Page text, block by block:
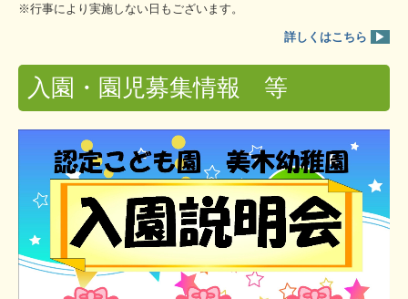
※行事により実施しない日もございます。
詳しくはこちら ▶
入園・園児募集情報 等